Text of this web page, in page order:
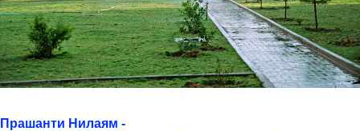
Прашанти Нилаям -